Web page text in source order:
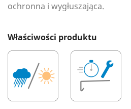
ochronna i wygłuszająca.
Właściwości produktu